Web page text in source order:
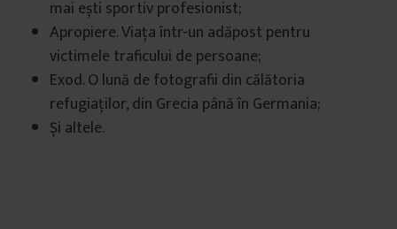
mai ești sportiv profesionist;
Apropiere. Viața într-un adăpost pentru
victimele traficului de persoane;
Exod. O lună de fotografii din călătoria
refugiaților, din Grecia până în Germania;
Și altele.